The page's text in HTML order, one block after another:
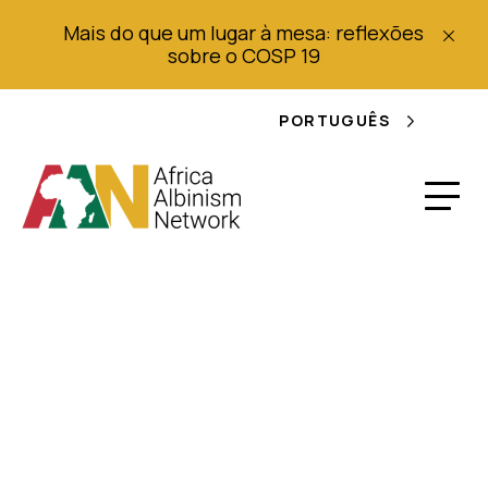
Mais do que um lugar à mesa: reflexões
sobre o COSP 19
PORTUGUÊS